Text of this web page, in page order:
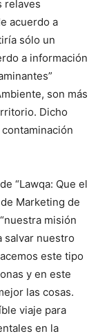
relaves
acuerdo a
sólo un
a información
son más
Dicho
“Lawqa: Que el
Marketing de
misión
salvar nuestro
este tipo
y en este
las cosas.
viaje para
en la